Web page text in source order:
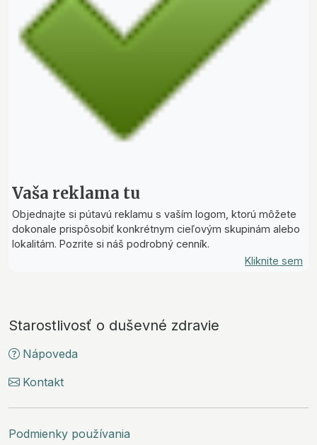
Vaša reklama tu
Objednajte si pútavú reklamu s vaším logom, ktorú môžete
dokonale prispôsobiť konkrétnym cieľovým skupinám alebo
lokalitám. Pozrite si náš podrobný cenník.
Kliknite sem
Starostlivosť o duševné zdravie
Nápoveda
Kontakt
Podmienky používania